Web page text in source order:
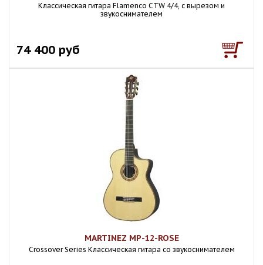
Классическая гитара Flamenco CTW 4/4, с вырезом и
звукоснимателем
74 400 руб
MARTINEZ MP-12-ROSE
Crossover Series Классическая гитара со звукоснимателем